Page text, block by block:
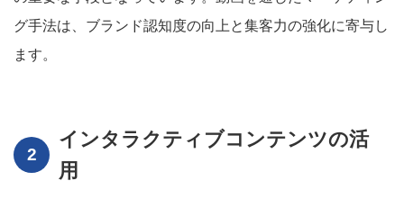
グ手法は、ブランド認知度の向上と集客力の強化に寄与し
ます。
インタラクティブコンテンツの活
用